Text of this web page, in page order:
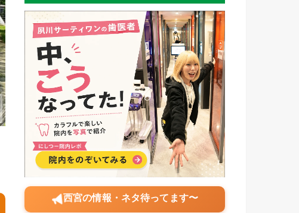
西宮の情報・ネタ待ってます〜